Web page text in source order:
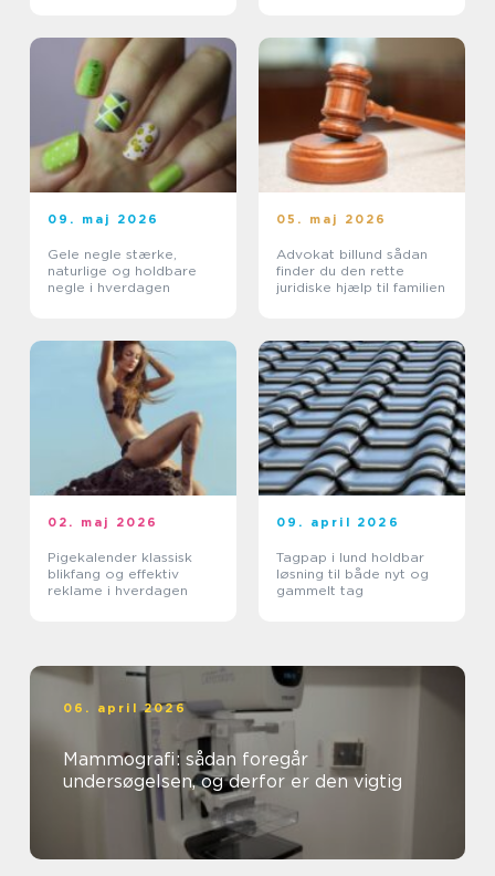
09. maj 2026
Gele negle stærke,
naturlige og holdbare
negle i hverdagen
05. maj 2026
Advokat billund sådan
finder du den rette
juridiske hjælp til familien
02. maj 2026
Pigekalender klassisk
blikfang og effektiv
reklame i hverdagen
09. april 2026
Tagpap i lund holdbar
løsning til både nyt og
gammelt tag
06. april 2026
Mammografi: sådan foregår
undersøgelsen, og derfor er den vigtig